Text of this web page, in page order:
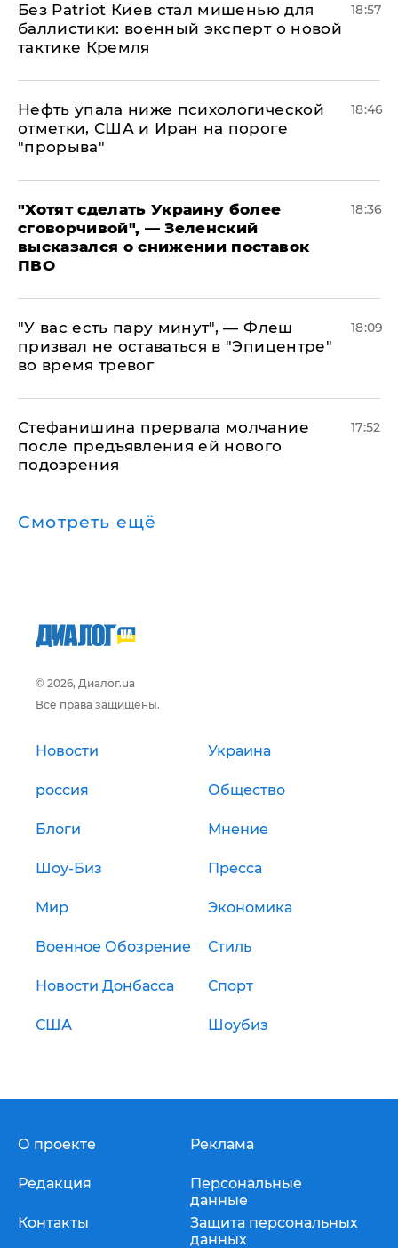
​Без Patriot Киев стал мишенью для
баллистики: военный эксперт о новой
тактике Кремля
18:57
Нефть упала ниже психологической
отметки, США и Иран на пороге
"прорыва"
18:46
​"Хотят сделать Украину более
сговорчивой", — Зеленский
высказался о снижении поставок
ПВО
18:36
​"У вас есть пару минут", — Флеш
призвал не оставаться в "Эпицентре"
во время тревог
18:09
Стефанишина прервала молчание
после предъявления ей нового
подозрения
17:52
Смотреть ещё
© 2026, Диалог.ua
Все права защищены.
Новости Украина
россия Общество
Блоги Мнение
Шоу-Биз Пресса
Мир Экономика
Военное Обозрение Стиль
Новости Донбасса Спорт
США Шоубиз
О проекте
Редакция
Контакты
Реклама
Персональные
данные
Защита персональных
данных